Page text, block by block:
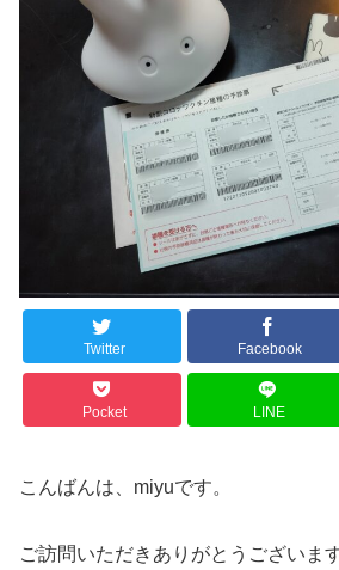
Twitter Facebook
Pocket LINE
こんばんは、miyuです。
ご訪問いただきありがとうございま